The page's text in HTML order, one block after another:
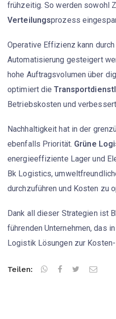
frühzeitig. So werden sowohl
Verteilungsprozess
Operative Effizienz kann
Automatisierung gesteigert
hohe Auftragsvolumen über
optimiert die
Betriebskosten und
Nachhaltigkeit hat in der
ebenfalls Priorität. Grüne
energieeffiziente Lager und
Bk Logistics,
durchzuführen und Kosten zu
Dank all dieser Strategien ist
führenden Unternehmen, das
Logistik Lösungen zur
Teilen: